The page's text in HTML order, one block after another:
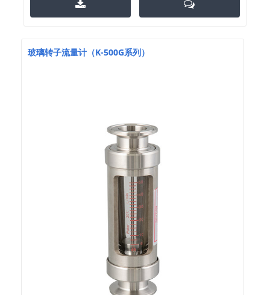
玻璃转子流量计（K-500G系列）